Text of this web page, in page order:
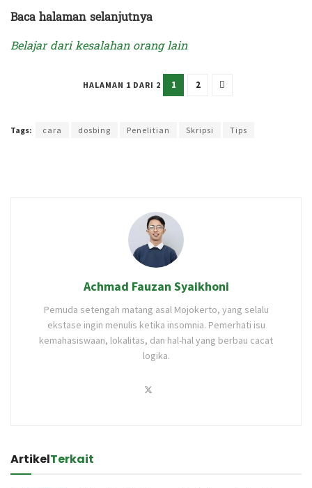
Baca halaman selanjutnya
Belajar dari kesalahan orang lain
HALAMAN 1 DARI 2 1 2
Tags: cara dosbing Penelitian Skripsi Tips
Achmad Fauzan Syaikhoni
Pemuda setengah matang asal Mojokerto, yang selalu
ekstase ingin menulis ketika insomnia. Pemerhati isu
kemahasiswaan, lokalitas, dan hal-hal yang berbau cacat
logika.
ArtikelTerkait